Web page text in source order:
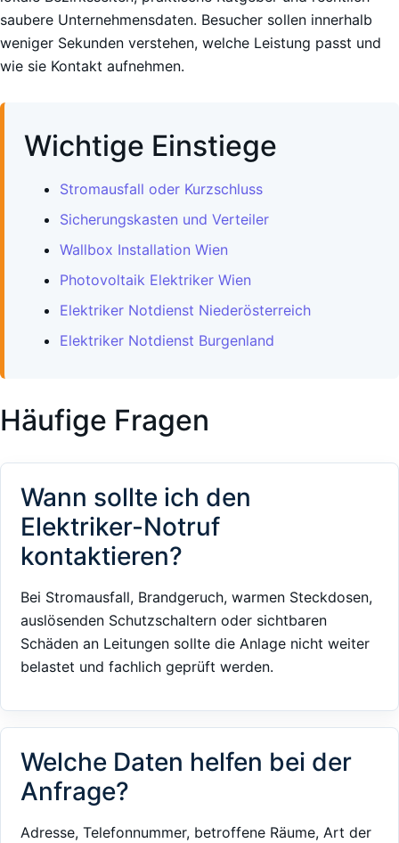
saubere Unternehmensdaten. Besucher sollen innerhalb
weniger Sekunden verstehen, welche Leistung passt und
wie sie Kontakt aufnehmen.
Wichtige Einstiege
Stromausfall oder Kurzschluss
Sicherungskasten und Verteiler
Wallbox Installation Wien
Photovoltaik Elektriker Wien
Elektriker Notdienst Niederösterreich
Elektriker Notdienst Burgenland
Häufige Fragen
Wann sollte ich den
Elektriker-Notruf
kontaktieren?
Bei Stromausfall, Brandgeruch, warmen Steckdosen,
auslösenden Schutzschaltern oder sichtbaren
Schäden an Leitungen sollte die Anlage nicht weiter
belastet und fachlich geprüft werden.
Welche Daten helfen bei der
Anfrage?
Adresse, Telefonnummer, betroffene Räume, Art der